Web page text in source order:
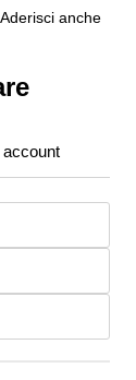
anche